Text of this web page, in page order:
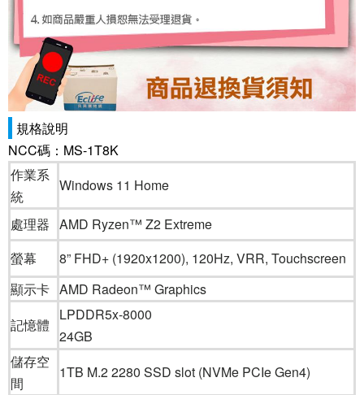
規格說明
NCC碼：MS-1T8K
作業系
統
Windows 11 Home
處理器 AMD Ryzen™ Z2 Extreme
螢幕
8” FHD+ (1920x1200), 120Hz, VRR, Touchscreen
顯示卡 AMD Radeon™ Graphics
記憶體
LPDDR5x-8000
24GB
儲存空
間
1TB M.2 2280 SSD slot (NVMe PCIe Gen4)